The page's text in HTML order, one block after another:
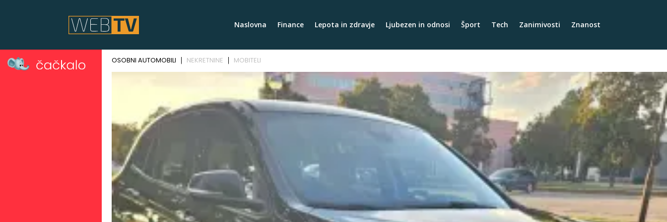
Naslovna Finance Lepota in zdravje Ljubezen in odnosi Šport Tech Zanimivosti Znanost